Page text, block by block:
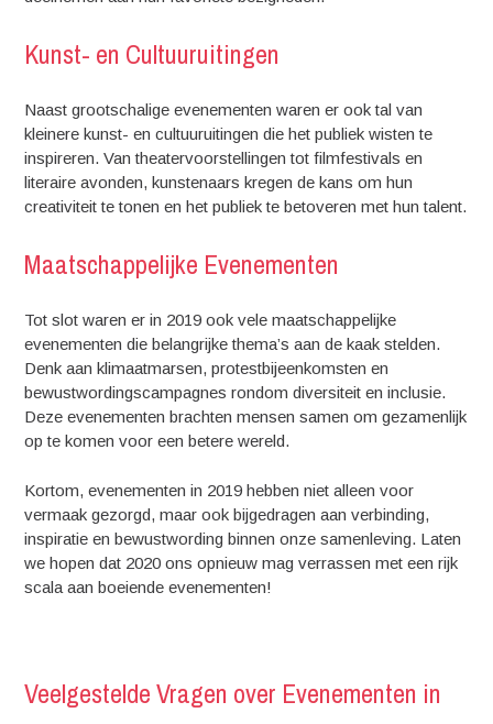
Kunst- en Cultuuruitingen
Naast grootschalige evenementen waren er ook tal van
kleinere kunst- en cultuuruitingen die het publiek wisten te
inspireren. Van theatervoorstellingen tot filmfestivals en
literaire avonden, kunstenaars kregen de kans om hun
creativiteit te tonen en het publiek te betoveren met hun talent.
Maatschappelijke Evenementen
Tot slot waren er in 2019 ook vele maatschappelijke
evenementen die belangrijke thema’s aan de kaak stelden.
Denk aan klimaatmarsen, protestbijeenkomsten en
bewustwordingscampagnes rondom diversiteit en inclusie.
Deze evenementen brachten mensen samen om gezamenlijk
op te komen voor een betere wereld.
Kortom, evenementen in 2019 hebben niet alleen voor
vermaak gezorgd, maar ook bijgedragen aan verbinding,
inspiratie en bewustwording binnen onze samenleving. Laten
we hopen dat 2020 ons opnieuw mag verrassen met een rijk
scala aan boeiende evenementen!
Veelgestelde Vragen over Evenementen in